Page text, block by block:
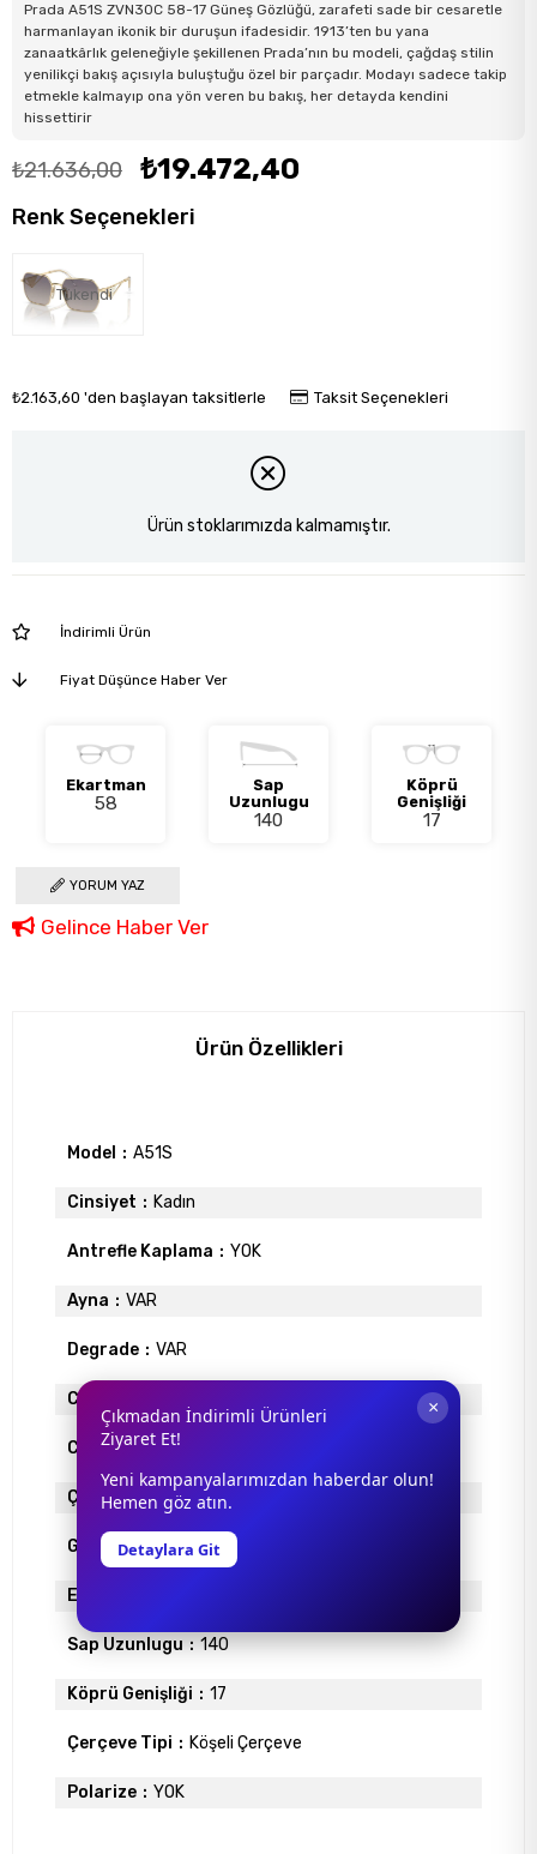
Prada A51S ZVN30C 58-17 Güneş Gözlüğü, zarafeti sade bir cesaretle
harmanlayan ikonik bir duruşun ifadesidir. 1913’ten bu yana
zanaatkârlık geleneğiyle şekillenen Prada’nın bu modeli, çağdaş stilin
yenilikçi bakış açısıyla buluştuğu özel bir parçadır. Modayı sadece takip
etmekle kalmayıp ona yön veren bu bakış, her detayda kendini
hissettirir
₺21.636,00 ₺19.472,40
Renk Seçenekleri
Tükendi
₺2.163,60 'den başlayan taksitlerle Taksit Seçenekleri
Ürün stoklarımızda kalmamıştır.
İndirimli Ürün
Fiyat Düşünce Haber Ver
Ekartman
58
Sap
Uzunlugu
140
Köprü
Genişliği
17
YORUM YAZ
Gelince Haber Ver
Ürün Özellikleri
Model A51S
Cinsiyet Kadın
Antrefle Kaplama YOK
Ayna VAR
Degrade VAR
Cam Materyali
Cam Rengi MAVİ
Çerçeve Materyali
Gövde Rengi GOLD
Ekartman
Sap Uzunlugu 140
Köprü Genişliği 17
Çerçeve Tipi Köşeli Çerçeve
Polarize YOK
×
Çıkmadan İndirimli Ürünleri
Ziyaret Et!
Yeni kampanyalarımızdan haberdar olun!
Hemen göz atın.
Detaylara Git